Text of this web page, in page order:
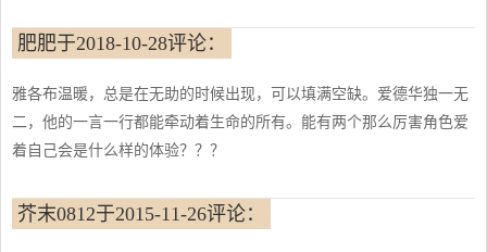
肥肥于2018-10-28评论：
雅各布温暖，总是在无助的时候出现，可以填满空缺。爱德华独一无
二，他的一言一行都能牵动着生命的所有。能有两个那么厉害角色爱
着自己会是什么样的体验？？？
芥末0812于2015-11-26评论：